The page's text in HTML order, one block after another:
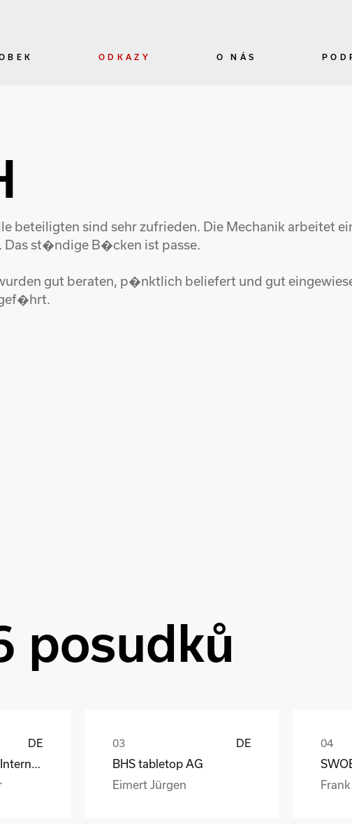
ODKAZY O NÁS
beteiligten sind sehr zufrieden. Die Mechanik arbeitet
Das st�ndige B�cken ist passe.
gut beraten, p�nktlich beliefert und gut
posudků
DE DE
BHS tabletop AG
Eimert Jürgen